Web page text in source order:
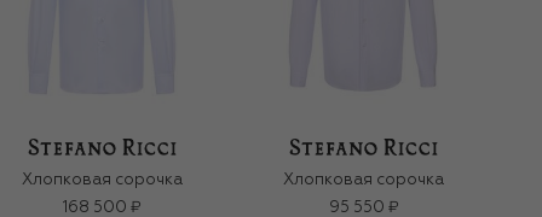
Хлопковая сорочка
168 500 ₽
Хлопковая сорочка
95 550 ₽